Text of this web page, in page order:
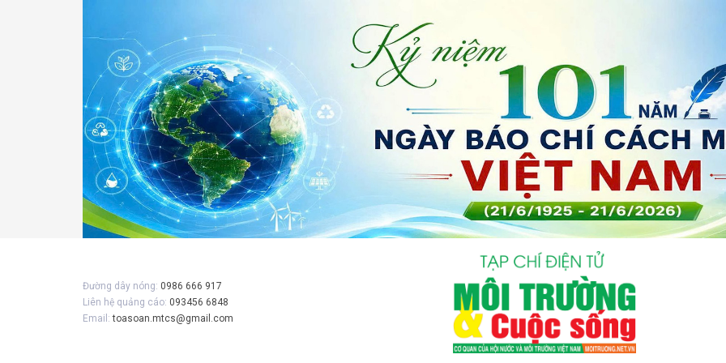
Đường dây nóng: 0986 666 917
Liên hệ quảng cáo: 093456 6848
Email:toasoan.mtcs@gmail.com
Gửi bình luận